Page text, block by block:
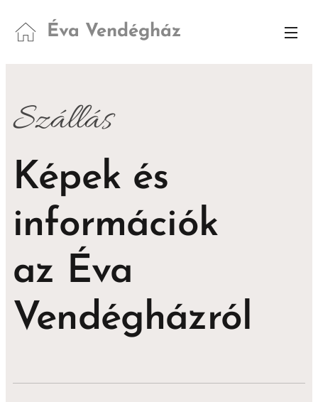
Éva Vendégház
Szállás
Képek és
információk
az Éva
Vendégházról